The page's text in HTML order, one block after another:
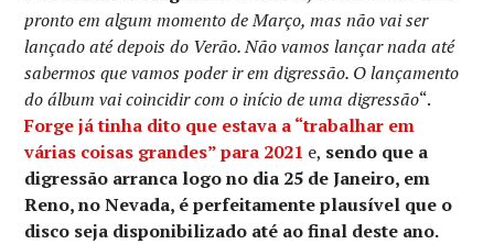
pronto em algum momento de Março, mas não vai ser
lançado até depois do Verão. Não vamos lançar nada até
sabermos que vamos poder ir em digressão. O lançamento
do álbum vai coincidir com o início de uma digressão“.
Forge já tinha dito que estava a “trabalhar em
várias coisas grandes” para 2021 e, sendo que a
digressão arranca logo no dia 25 de Janeiro, em
Reno, no Nevada, é perfeitamente plausível que o
disco seja disponibilizado até ao final deste ano.